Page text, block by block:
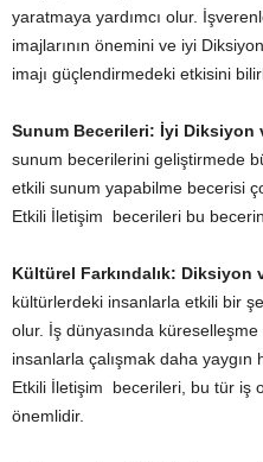
yaratmaya yardımcı olur.
imajlarının önemini ve iyi
imajı güçlendirmedeki etkisini
Sunum Becerileri: İyi Diksiyon
sunum becerilerini geliştirmede
etkili sunum yapabilme becerisi
Etkili İletişim becerileri bu
Kültürel Farkındalık: Diksiyon
kültürlerdeki insanlarla etkili bir
olur. İş dünyasında
insanlarla çalışmak daha
Etkili İletişim becerileri, bu tür iş
önemlidir.